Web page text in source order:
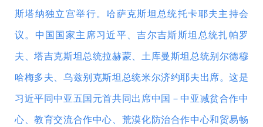
斯塔纳独立宫举行。哈萨克斯坦总统托卡耶夫主持会
议。中国国家主席习近平、吉尔吉斯斯坦总统扎帕罗
夫、塔吉克斯坦总统拉赫蒙、土库曼斯坦总统别尔德穆
哈梅多夫、乌兹别克斯坦总统米尔济约耶夫出席。这是
习近平同中亚五国元首共同出席中国－中亚减贫合作中
心、教育交流合作中心、荒漠化防治合作中心和贸易畅